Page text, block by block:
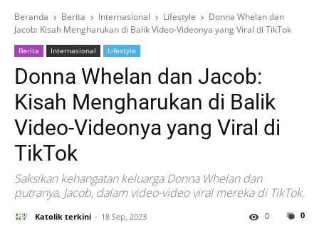
Beranda Berita Internasional Lifestyle
Donna Whelan dan
Jacob: Kisah Mengharukan di Balik Video-Videonya yang Viral di TikTok
Berita Internasional Lifestyle
Donna Whelan dan Jacob:
Kisah Mengharukan di Balik
Video-Videonya yang Viral di
TikTok
Saksikan kehangatan keluarga Donna Whelan dan
putranya, Jacob, dalam video-video viral mereka di TikTok.
Katolik terkini 18 Sep, 2023 0
0